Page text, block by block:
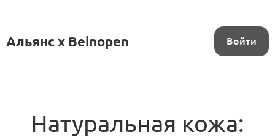
Альянс x Beinopen Войти
Натуральная кожа: